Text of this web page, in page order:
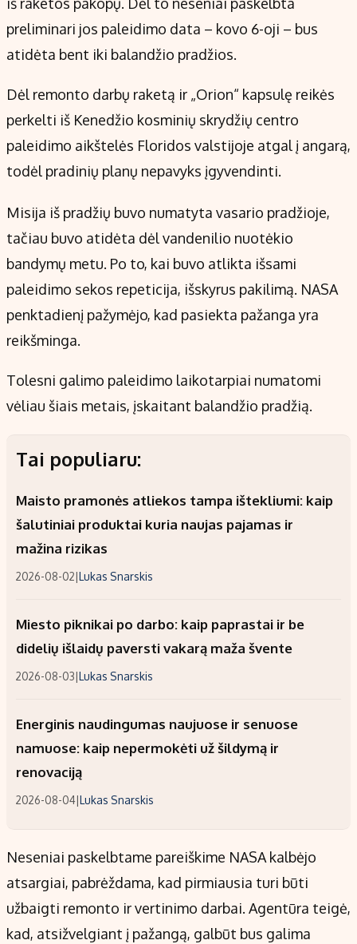
preliminari jos paleidimo data – kovo 6-oji – bus
atidėta bent iki balandžio pradžios.
Dėl remonto darbų raketą ir „Orion“ kapsulę reikės
perkelti iš Kenedžio kosminių skrydžių centro
paleidimo aikštelės Floridos valstijoje atgal į angarą,
todėl pradinių planų nepavyks įgyvendinti.
Misija iš pradžių buvo numatyta vasario pradžioje,
tačiau buvo atidėta dėl vandenilio nuotėkio
bandymų metu. Po to, kai buvo atlikta išsami
paleidimo sekos repeticija, išskyrus pakilimą. NASA
penktadienį pažymėjo, kad pasiekta pažanga yra
reikšminga.
Tolesni galimo paleidimo laikotarpiai numatomi
vėliau šiais metais, įskaitant balandžio pradžią.
Tai populiaru:
Maisto pramonės atliekos tampa ištekliumi: kaip
šalutiniai produktai kuria naujas pajamas ir
mažina rizikas
2026-08-02|Lukas Snarskis
Miesto piknikai po darbo: kaip paprastai ir be
didelių išlaidų paversti vakarą maža švente
2026-08-03|Lukas Snarskis
Energinis naudingumas naujuose ir senuose
namuose: kaip nepermokėti už šildymą ir
renovaciją
2026-08-04|Lukas Snarskis
Neseniai paskelbtame pareiškime NASA kalbėjo
atsargiai, pabrėždama, kad pirmiausia turi būti
užbaigti remonto ir vertinimo darbai. Agentūra teigė,
kad, atsižvelgiant į pažangą, galbūt bus galima